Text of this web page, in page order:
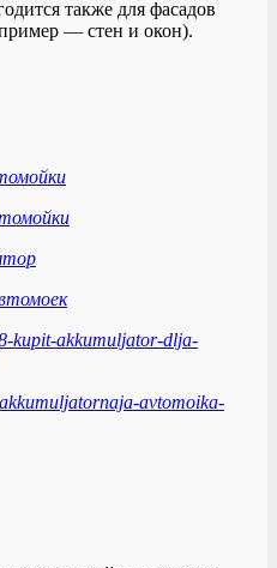
также для фасадов
— стен и окон).
kupit-akkumuljator-dlja-
avtomoika-